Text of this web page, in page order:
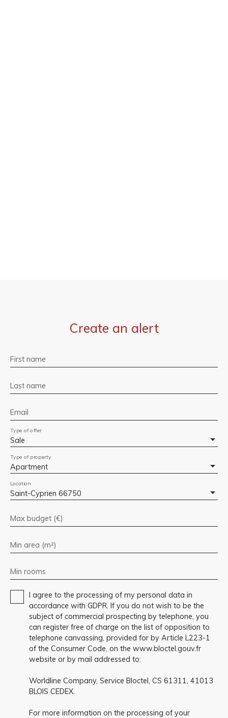
Create an alert
First name
Last name
Email
Sale
Type of offer
Apartment
Type of property
Saint-Cyprien 66750
Location
Max budget (€)
Min area (m²)
Min rooms
I agree to the processing of my personal data in
accordance with GDPR. If you do not wish to be the
subject of commercial prospecting by telephone, you
can register free of charge on the list of opposition to
telephone canvassing, provided for by Article L223-1
of the Consumer Code, on the www.bloctel.gouv.fr
website or by mail addressed to:
Worldline Company, Service Bloctel, CS 61311, 41013
BLOIS CEDEX.
For more information on the processing of your